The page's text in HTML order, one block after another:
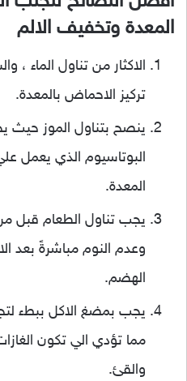
المعدة وتخفيف الالم
الاكثار من تناول الماء ،
تركيز الاحماض بالمعدة.
ينصح بتناول الموز
البوتاسيوم الذي يعمل
المعدة.
وعدم النوم مباشرةً بعد
الهضم.
يجب بمضغ الاكل ببطء
مما تؤدي الي تكون
والقئ.